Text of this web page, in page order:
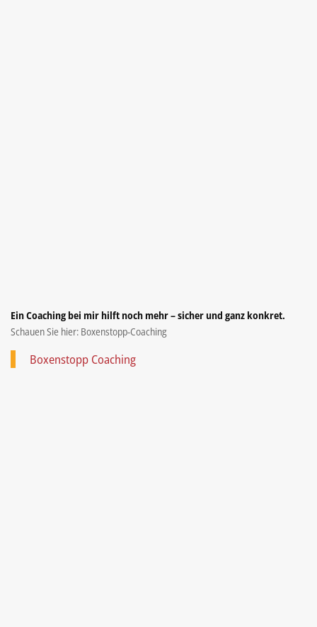
Ein Coaching bei mir hilft noch mehr – sicher und ganz konkret.
Schauen Sie hier: Boxenstopp-Coaching
Boxenstopp Coaching